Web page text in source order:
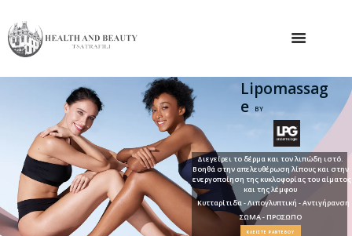
Lipomassag
e
BY
ENDERMOLOGIE
Διεγείρει το δέρμα και τον λιπώδη ιστό.
Βοηθά στην απελευθέρωση λίπους και στην
ενεργοποίηση της κυκλοφορίας του αίματος
και της λέμφου
Κυτταρίτιδα - Λιπογλυπτική - Αντιγήρανση
ΣΩΜΑ - ΠΡΟΣΩΠΟ
ΚΛΕΙΣΤΕ ΡΑΝΤΕΒΟΥ